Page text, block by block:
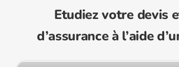
Etudiez votre devis
d’assurance à l’aide